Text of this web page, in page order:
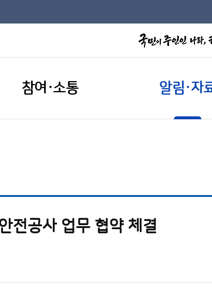
참여·소통 알림·자
전공사 업무 협약 체결